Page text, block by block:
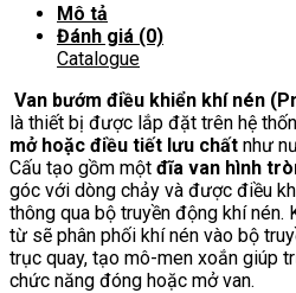
Mô tả
Đánh giá (0)
Catalogue
Van bướm điều khiển khí nén
là thiết bị được lắp đặt trên hệ
mở hoặc điều tiết lưu chất như
Cấu tạo gồm một đĩa van hình
góc với dòng chảy và được điều
thông qua bộ truyền động khí nén.
từ sẽ phân phối khí nén vào bộ
trục quay, tạo mô-men xoắn giúp
chức năng đóng hoặc mở van.